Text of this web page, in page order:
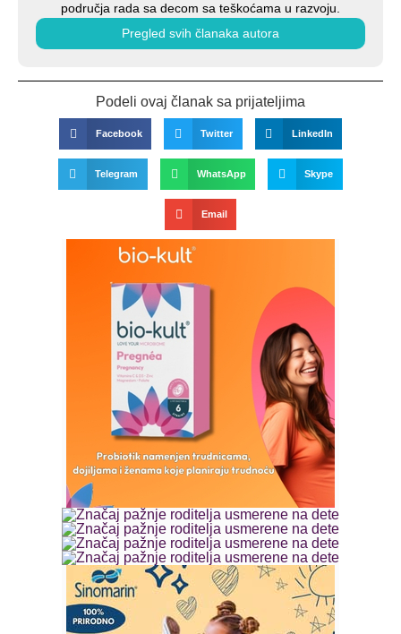
područja rada sa decom sa teškoćama u razvoju.
Pregled svih članaka autora
Podeli ovaj članak sa prijateljima
Facebook Twitter LinkedIn
Telegram WhatsApp Skype
Email